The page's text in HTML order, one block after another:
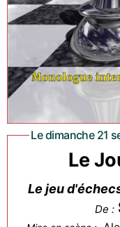
Le dimanche
Le
Le jeu
De :